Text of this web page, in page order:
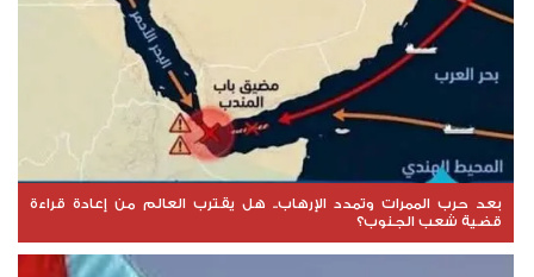
بعد حرب الممرات وتمدد الإرهاب.. هل يقترب العالم من إعادة قراءة
قضية شعب الجنوب؟